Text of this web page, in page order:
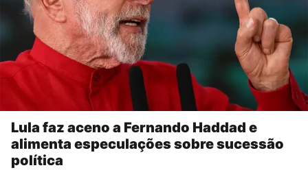
Lula faz aceno a Fernando Haddad e
alimenta especulações sobre sucessão
política